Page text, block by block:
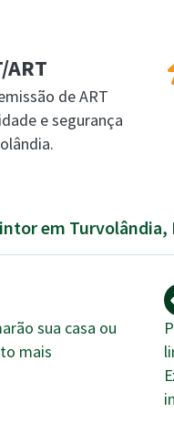
ART
de ART
e segurança
em Turvolândia,
sua casa ou
mais